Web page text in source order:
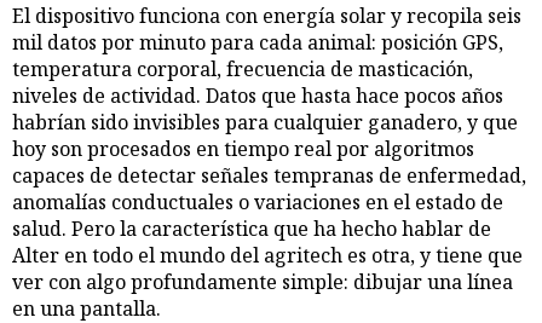
El dispositivo funciona con energía solar y recopila seis
mil datos por minuto para cada animal: posición GPS,
temperatura corporal, frecuencia de masticación,
niveles de actividad. Datos que hasta hace pocos años
habrían sido invisibles para cualquier ganadero, y que
hoy son procesados en tiempo real por algoritmos
capaces de detectar señales tempranas de enfermedad,
anomalías conductuales o variaciones en el estado de
salud. Pero la característica que ha hecho hablar de
Alter en todo el mundo del agritech es otra, y tiene que
ver con algo profundamente simple: dibujar una línea
en una pantalla.